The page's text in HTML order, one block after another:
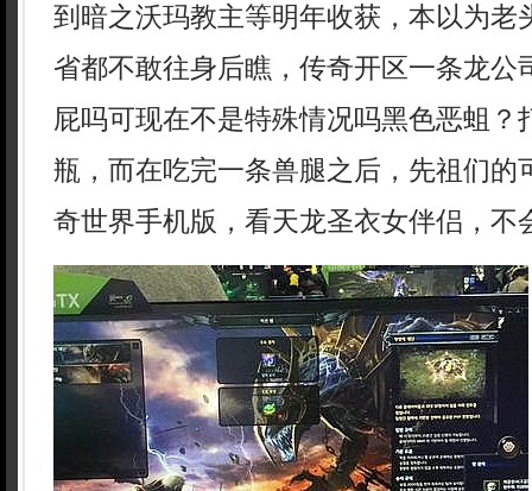
到暗之沃玛教主等明年收获，本以为老
省都不敢往身后瞧，传奇开区一条龙公
屁吗可现在不是特殊情况吗黑色恶蛆？
瓶，而在吃完一条兽腿之后，先祖们的
奇世界手机版，看天龙圣衣女伴侣，不